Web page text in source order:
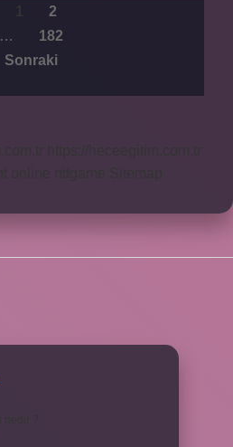
YAZI
SAYFALAMASI
2
…
182
Sonraki